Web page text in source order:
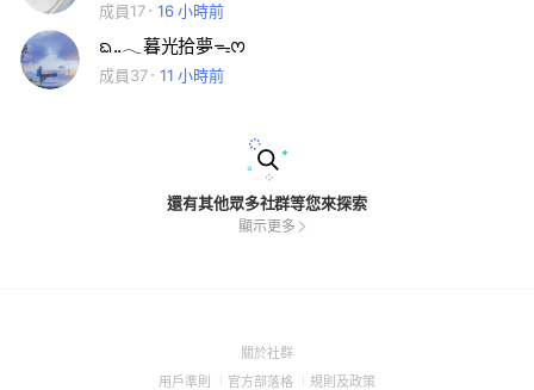
成員17
16 小時前
ᨳ..𓂃暮光拾夢ᯓᰔ
成員37 11 小時前
還有其他眾多社群等您來探索
顯示更多
關於社群(Open
用戶準則 (Open
官方部落格 (Open
規則及政策(Open